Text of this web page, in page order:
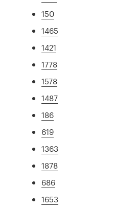
150
1465
1421
1778
1578
1487
186
619
1363
1878
686
1653